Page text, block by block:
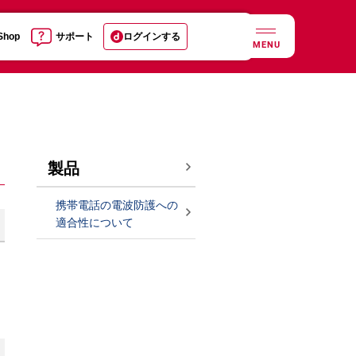
サポート ログインする
MENU
製品
携帯電話の電波防護への
適合性について